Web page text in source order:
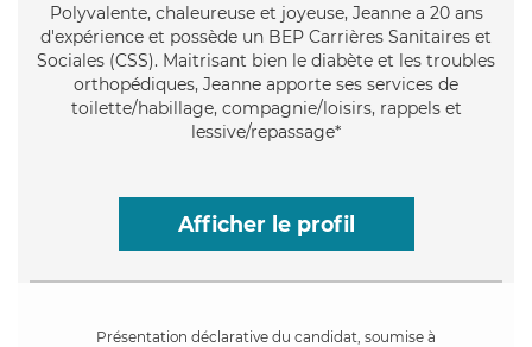
Polyvalente, chaleureuse et joyeuse, Jeanne a 20 ans
d'expérience et possède un BEP Carrières Sanitaires et
Sociales (CSS). Maitrisant bien le diabète et les troubles
orthopédiques, Jeanne apporte ses services de
toilette/habillage, compagnie/loisirs, rappels et
lessive/repassage*
Afficher le profil
Présentation déclarative du candidat, soumise à